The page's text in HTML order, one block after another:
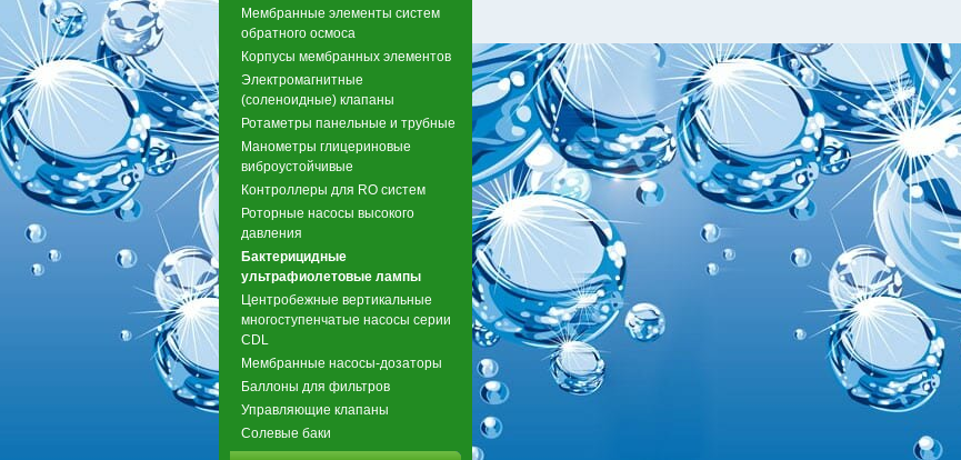
Мембранные элементы систем
обратного осмоса
Корпусы мембранных элементов
Электромагнитные
(соленоидные) клапаны
Ротаметры панельные и трубные
Манометры глицериновые
виброустойчивые
Контроллеры для RO систем
Роторные насосы высокого
давления
Бактерицидные
ультрафиолетовые лампы
Центробежные вертикальные
многоступенчатые насосы серии
CDL
Мембранные насосы-дозаторы
Баллоны для фильтров
Управляющие клапаны
Солевые баки